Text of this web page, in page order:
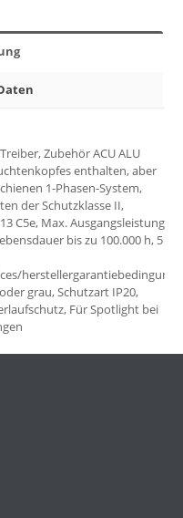
Zubehör ACU ALU
enthalten, aber
1-Phasen-System,
der Schutzklasse II,
C5e, Max. Ausgangsleistung
bis zu 100.000 h, 5
grau, Schutzart IP20,
Für Spotlight bei